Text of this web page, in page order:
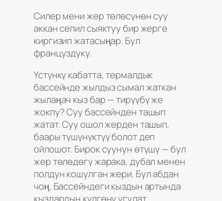
Силер мени жер төлөсүнөн суу
аккан сепил сыяктуу бир жерге
киргизип жатасыңар. Бул
француздуку.
Үстүнкү кабатта, термалдык
бассейнде жылдыз сымал жаткан
жылаңач кыз бар — тирүүбү же
жокпу? Суу бассейнден ташып
жатат. Суу ошол жерден ташып,
баары түшүнүктүү болот деп
ойлошот. Бирок суунун өтүшү — бул
жер төлөдөгү жарака, дубал менен
полдун кошулган жери. Бул абдан
чоң. Бассейндеги кыздын артында
кыздардын күлгөнү угулат.